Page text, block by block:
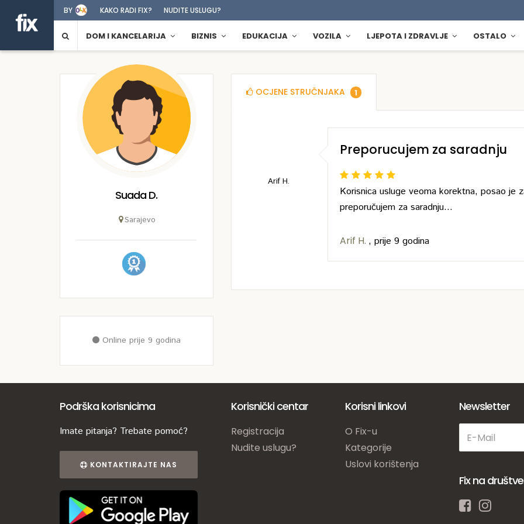
BY KAKO RADI FIX? NUDITE USLUGU?
DOM I KANCELARIJA BIZNIS EDUKACIJA VOZILA LJEPOTA I ZDRAVLJE OSTALO
Suada D.
Sarajevo
Online prije 9 godina
OCJENE STRUČNJAKA 1
Arif H.
Preporucujem za saradnju
Korisnica usluge veoma korektna, posao je
preporučujem za saradnju...
Arif H. ,prije 9 godina
Podrška korisnicima
Imate pitanja? Trebate pomoć?
KONTAKTIRAJTE NAS
Korisnički centar
Registracija
Nudite uslugu?
Korisni linkovi
O Fix-u
Kategorije
Uslovi korištenja
Newsletter
Fix na